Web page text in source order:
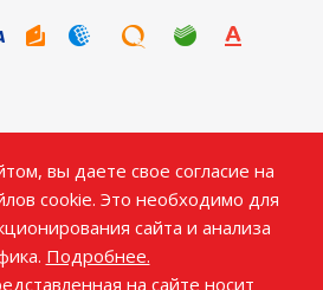
вы даете свое согласие на
cookie. Это необходимо для
сайта и анализа
Подробнее.
на сайте носит